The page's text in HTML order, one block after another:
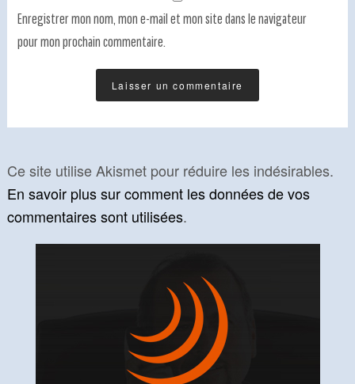
Enregistrer mon nom, mon e-mail et mon site dans le navigateur
pour mon prochain commentaire.
Ce site utilise Akismet pour réduire les indésirables.
En savoir plus sur comment les données de vos
commentaires sont utilisées.